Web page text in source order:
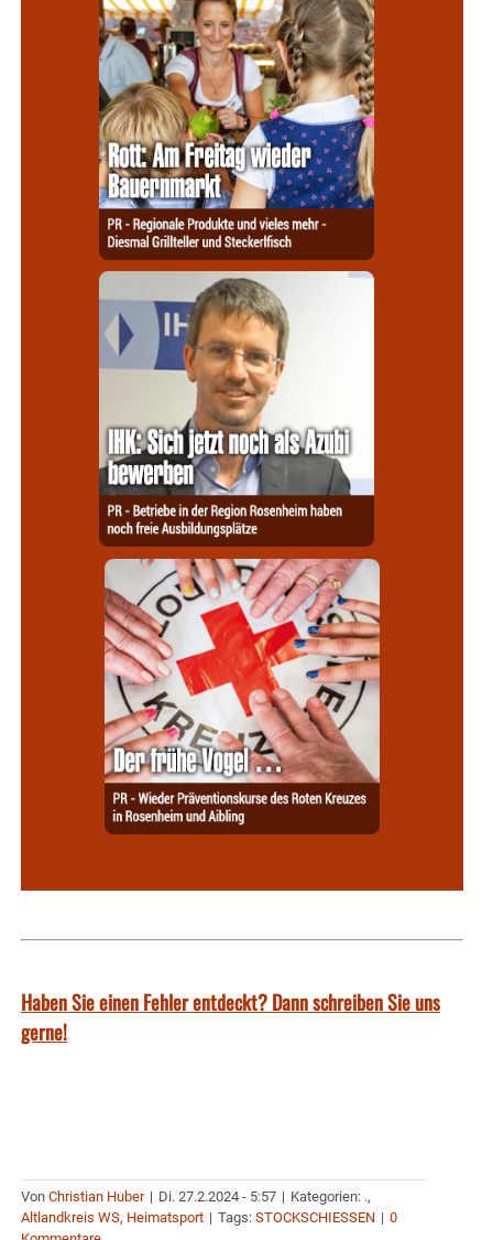
Haben Sie einen Fehler entdeckt? Dann schreiben Sie uns
gerne!
Von Christian Huber | Di. 27.2.2024 - 5:57 | Kategorien: .,
Altlandkreis WS, Heimatsport | Tags: STOCKSCHIESSEN | 0